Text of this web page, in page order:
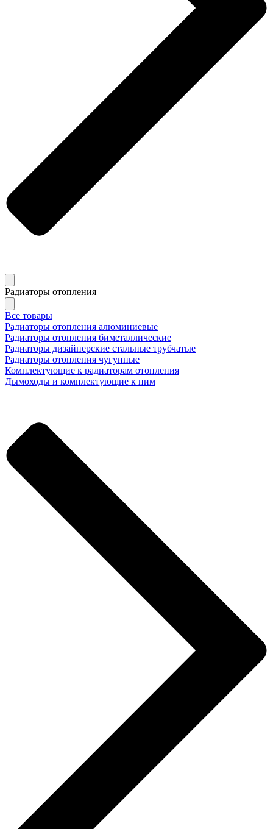
Радиаторы отопления
Все товары
Радиаторы отопления алюминиевые
Радиаторы отопления биметаллические
Радиаторы дизайнерские стальные трубчатые
Радиаторы отопления чугунные
Комплектующие к радиаторам отопления
Дымоходы и комплектующие к ним